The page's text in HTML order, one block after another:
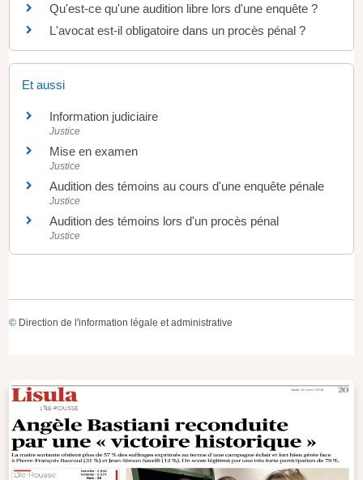
Qu'est-ce qu'une audition libre lors d'une enquête ?
L'avocat est-il obligatoire dans un procès pénal ?
Et aussi
Information judiciaire
Justice
Mise en examen
Justice
Audition des témoins au cours d'une enquête pénale
Justice
Audition des témoins lors d'un procès pénal
Justice
© Direction de l'information légale et administrative